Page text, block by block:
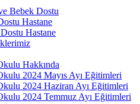
Bebek Dostu
Hastane
Hastane
Hakkında
2024 Mayıs Ayı Eğitimleri
2024 Haziran Ayı Eğitimleri
2024 Temmuz Ayı Eğitimleri